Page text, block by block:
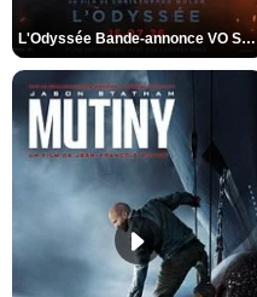
L'Odyssée Bande-annonce VO STFR